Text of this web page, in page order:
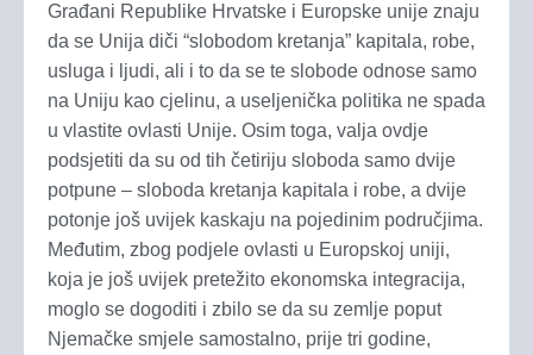
Građani Republike Hrvatske i Europske unije znaju
da se Unija diči “slobodom kretanja” kapitala, robe,
usluga i ljudi, ali i to da se te slobode odnose samo
na Uniju kao cjelinu, a useljenička politika ne spada
u vlastite ovlasti Unije. Osim toga, valja ovdje
podsjetiti da su od tih četiriju sloboda samo dvije
potpune – sloboda kretanja kapitala i robe, a dvije
potonje još uvijek kaskaju na pojedinim područjima.
Međutim, zbog podjele ovlasti u Europskoj uniji,
koja je još uvijek pretežito ekonomska integracija,
moglo se dogoditi i zbilo se da su zemlje poput
Njemačke smjele samostalno, prije tri godine,